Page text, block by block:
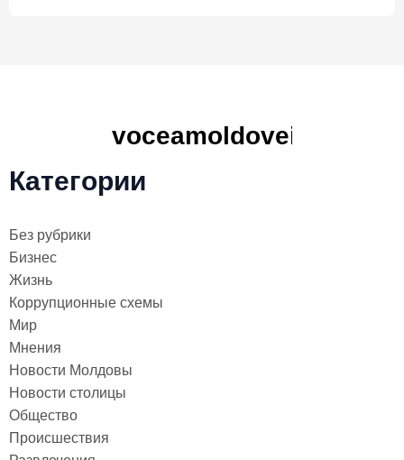
Категории
Без рубрики
Бизнес
Жизнь
Коррупционные схемы
Мир
Мнения
Новости Молдовы
Новости столицы
Общество
Происшествия